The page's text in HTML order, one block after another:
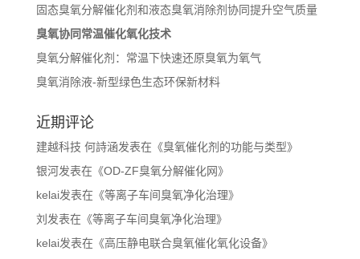
固态臭氧分解催化剂和液态臭氧消除剂协同提升空气质量
臭氧协同常温催化氧化技术
臭氧分解催化剂：常温下快速还原臭氧为氧气
臭氧消除液-新型绿色生态环保新材料
近期评论
建越科技 何詩涵发表在《臭氧催化剂的功能与类型》
银河发表在《OD-ZF臭氧分解催化网》
kelai发表在《等离子车间臭氧净化治理》
刘 发表在《等离子车间臭氧净化治理》
kelai发表在《高压静电联合臭氧催化氧化设备》